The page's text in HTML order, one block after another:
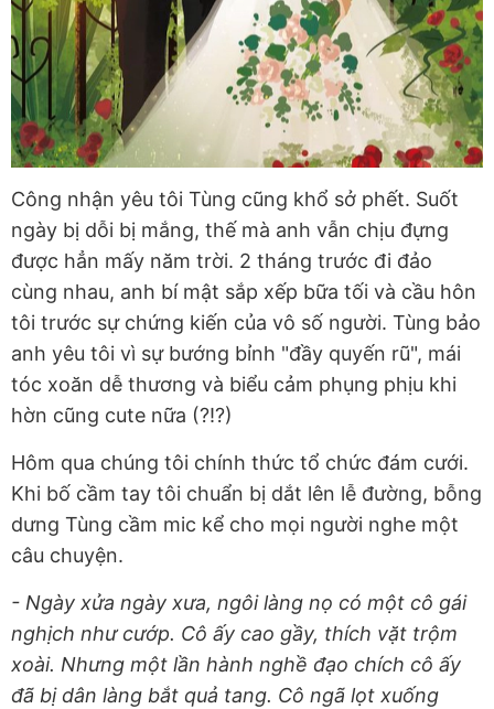
Công nhận yêu tôi Tùng cũng khổ sở phết. Suốt
ngày bị dỗi bị mắng, thế mà anh vẫn chịu đựng
được hẳn mấy năm trời. 2 tháng trước đi đảo
cùng nhau, anh bí mật sắp xếp bữa tối và cầu hôn
tôi trước sự chứng kiến của vô số người. Tùng bảo
anh yêu tôi vì sự bướng bỉnh "đầy quyến rũ", mái
tóc xoăn dễ thương và biểu cảm phụng phịu khi
hờn cũng cute nữa (?!?)
Hôm qua chúng tôi chính thức tổ chức đám cưới.
Khi bố cầm tay tôi chuẩn bị dắt lên lễ đường, bỗng
dưng Tùng cầm mic kể cho mọi người nghe một
câu chuyện.
- Ngày xửa ngày xưa, ngôi làng nọ có một cô gái
nghịch như cướp. Cô ấy cao gầy, thích vặt trộm
xoài. Nhưng một lần hành nghề đạo chích cô ấy
đã bị dân làng bắt quả tang. Cô ngã lọt xuống